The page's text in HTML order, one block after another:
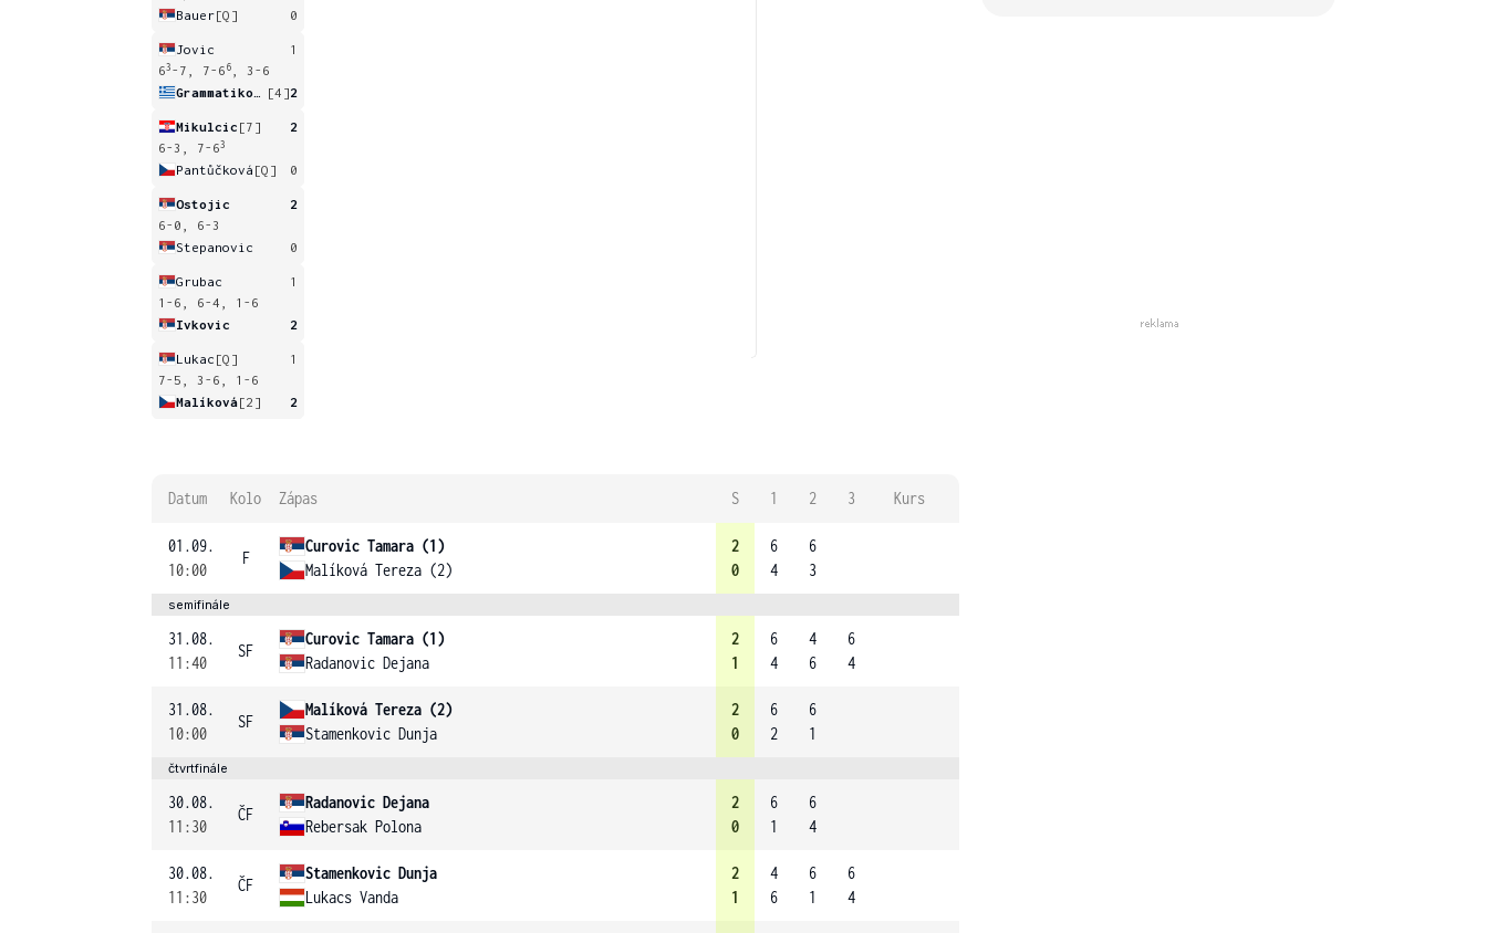
Bauer[Q] 0
Jovic
1
63 -7, 7-6 6
, 3-6
[4]2
Mikulcic [7]
2
6-3, 7-63
Pantůčková [Q] 0
Ostojic
2
6-0, 6-3
Stepanovic
0
Grubac
1
1-6, 6-4, 1-6
Ivkovic
2
Lukac [Q]
1
7-5, 3-6, 1-6
Malíková[2] 2
Datum Kolo Zápas S 1 2 3 Kurs
01.09.
10:00
F
Curovic Tamara (1)
Malíková Tereza (2)
2
0
6
4
6
3
semifinále
31.08.
11:40
SF
Curovic Tamara (1)
Radanovic Dejana
2
1
6
4
4
6
6
4
31.08.
10:00
SF
Malíková Tereza (2)
Stamenkovic Dunja
2
0
6
2
6
1
čtvrtfinále
30.08.
11:30
ČF
Radanovic Dejana
Rebersak Polona
2
0
6
1
6
4
30.08.
11:30
ČF
Stamenkovic Dunja
Lukacs Vanda
2
1
4
6
6
1
6
4